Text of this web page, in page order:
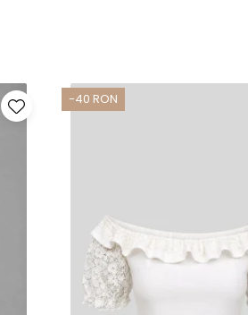
-40 RON